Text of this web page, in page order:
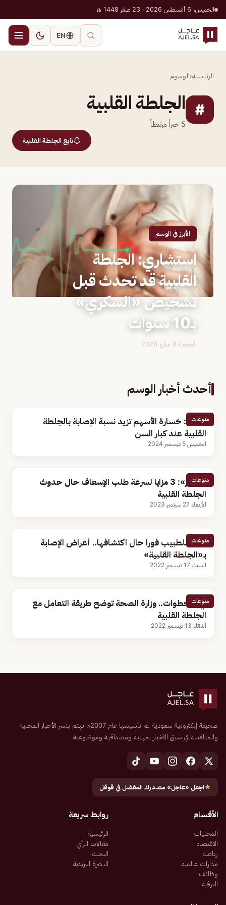
الخميس، 6 أغسطس 2026 · 23 صفر 1448 هـ
EN
الرئيسية‹الوسوم
# الجلطة القلبية
5 خبراً مرتبطاً
تابع الجلطة القلبية
الأبرز في الوسم
استشاري: الجلطة
القلبية قد تحدث قبل
تشخيص «السكري»
بـ10 سنوات
الجمعة 8 مايو 2026
أحدث أخبار الوسم
منوعات
طبيب: خسارة الأسهم تزيد نسبة الإصابة بالجلطة
القلبية عند كبار السن
الخميس 5 ديسمبر 2024
منوعات
«النمر»: 3 مزايا لسرعة طلب الإسعاف حال حدوث
الجلطة القلبية
الأربعاء 27 سبتمبر 2023
منوعات
توجه للطبيب فورا حال اكتشافها.. أعراض الإصابة
بـ«الجلطة القلبية»
السبت 17 ديسمبر 2022
منوعات
في 4 خطوات.. وزارة الصحة توضح طريقة التعامل مع
الجلطة القلبية
الثلاثاء 13 ديسمبر 2022
صحيفة إلكترونية سعودية تم تأسيسها عام 2007م تهتم بنشر الأخبار المحلية
والمنافسة في سبق الأخبار بمهنية ومصداقية وموضوعية
★اجعل «عاجل» مصدرك المفضل في قوقل
الأقسام
المحليات
الاقتصاد
رياضة
مدارات عالمية
وظائف
الترفيه
روابط سريعة
الرئيسية
مقالات الرأي
البحث
النشرة البريدية